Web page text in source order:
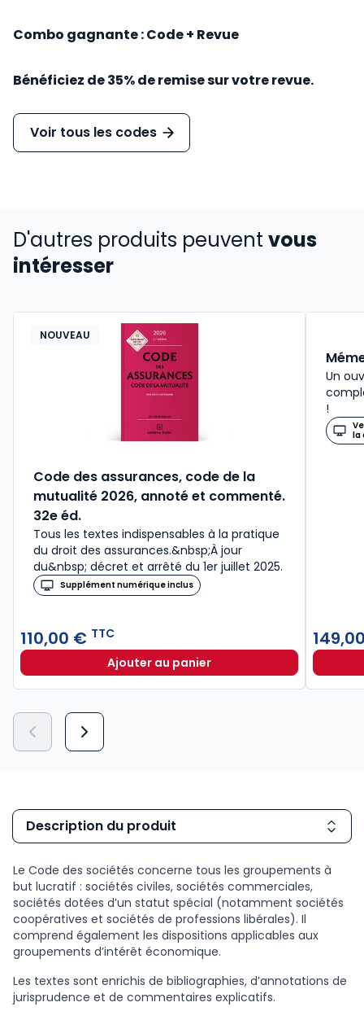
Combo gagnante : Code + Revue
Bénéficiez de 35% de remise sur votre revue.
Voir tous les codes
D'autres produits peuvent vous
intéresser
NOUVEAU
Code des assurances, code de la
mutualité 2026, annoté et commenté.
32e éd.
Tous les textes indispensables à la pratique
du droit des assurances.&nbsp;À jour
du&nbsp; décret et arrêté du 1er juillet 2025.
Supplément numérique inclus
110,00 € TTC
Ajouter au panierCode des assurances, code de la
Un
!
la
Description du produit
Le Code des sociétés concerne tous les groupements à
but lucratif : sociétés civiles, sociétés commerciales,
sociétés dotées d’un statut spécial (notamment sociétés
coopératives et sociétés de professions libérales). Il
comprend également les dispositions applicables aux
groupements d’intérêt économique.
Les textes sont enrichis de bibliographies, d’annotations de
jurisprudence et de commentaires explicatifs.